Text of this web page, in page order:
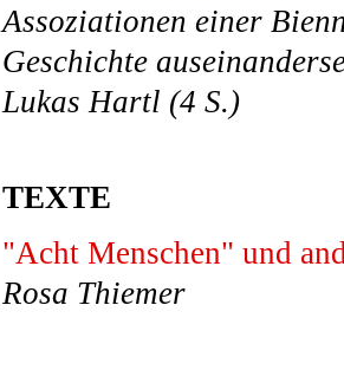
Assoziationen einer
Geschichte
Lukas Hartl (4 S.)
TEXTE
"Acht Menschen" und
Rosa Thiemer